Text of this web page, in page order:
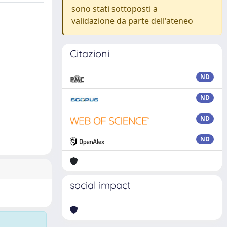
sono stati sottoposti a
validazione da parte dell'ateneo
Citazioni
ND
ND
ND
ND
social impact